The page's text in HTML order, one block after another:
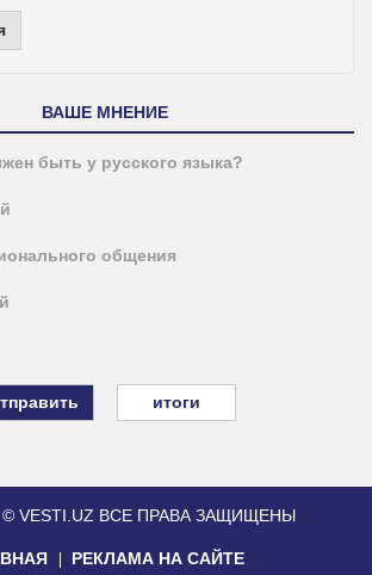
ВАШЕ МНЕНИЕ
быть у русского языка?
общения
итоги
VESTI.UZ ВСЕ ПРАВА ЗАЩИЩЕНЫ
РЕКЛАМА НА САЙТЕ